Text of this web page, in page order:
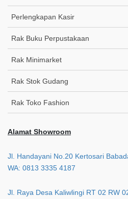
Perlengkapan Kasir
Rak Buku Perpustakaan
Rak Minimarket
Rak Stok Gudang
Rak Toko Fashion
Alamat Showroom
Jl. Handayani No.20 Kertosari
WA: 0813 3335 4187
Jl. Raya Desa Kaliwlingi RT 02 RW